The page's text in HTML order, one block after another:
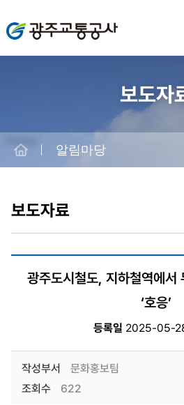
광주교통공사
보도자
알림마당
보도자료
광주도시철도, 지하철역에서
‘호응’
등록일 2025-05-
작성부서
문화홍보팀
조회수
622